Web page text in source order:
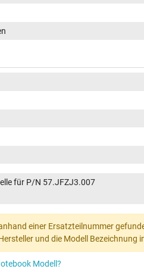
für P/N 57.JFZJ3.007
einer Ersatzteilnummer
und die Modell Bezeichnung
Modell?